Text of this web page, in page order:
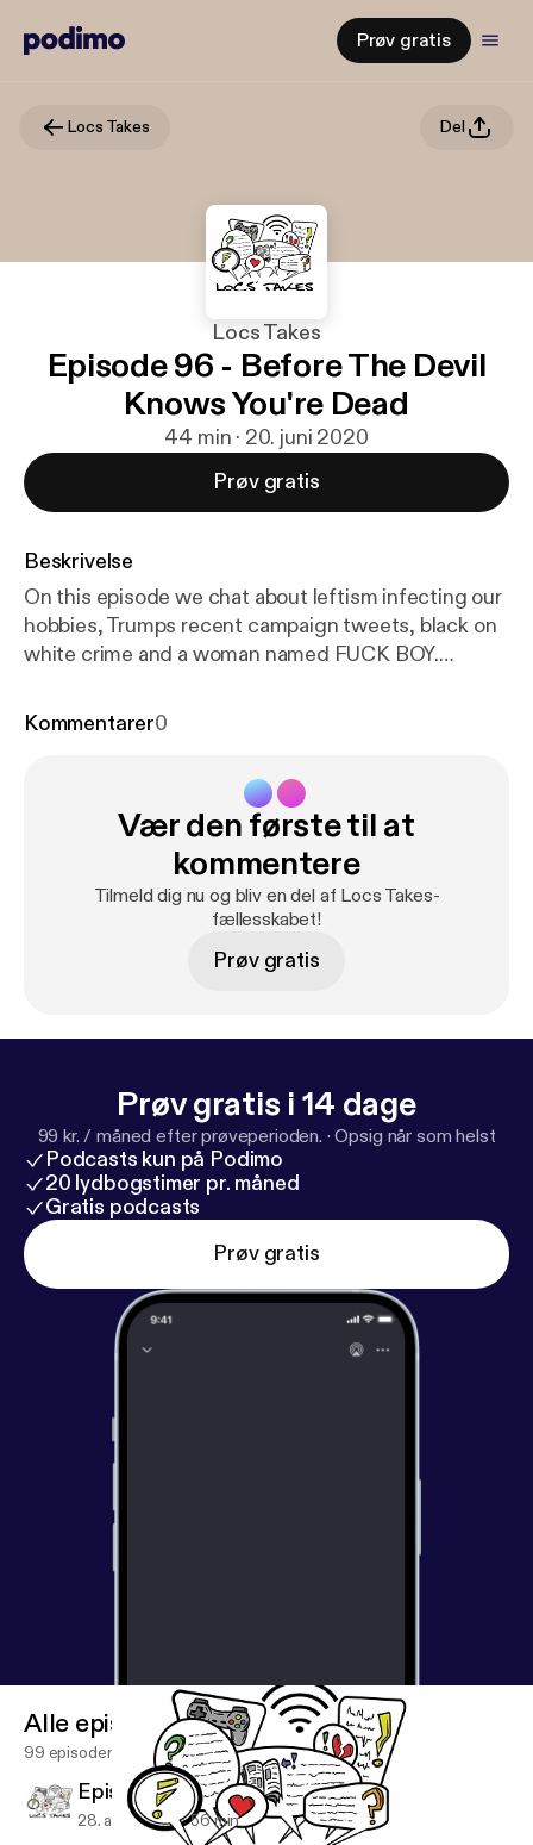
Prøv gratis
Locs Takes Del
Locs Takes
Episode 96 - Before The Devil
Knows You're Dead
44 min · 20. juni 2020
Prøv gratis
Beskrivelse
On this episode we chat about leftism infecting our
hobbies, Trumps recent campaign tweets, black on
white crime and a woman named FUCK BOY.
Twitch.tv/MrBehavior YouTube (Social
contribute? Become a PATRON!
www.patreon.com/mrbehavior
Kommentarer0
Vær den første til at
kommentere
Tilmeld dig nu og bliv en del af Locs Takes-
fællesskabet!
Prøv gratis
Prøv gratis i 14 dage
99 kr. / måned efter prøveperioden. ·Opsig når som helst
Podcasts kun på Podimo
20 lydbogstimer pr. måned
Gratis podcasts
Prøv gratis
Alle episoder
99 episoder
Episode 97 - There Is No Escaping
28. aug. 2020 56 min